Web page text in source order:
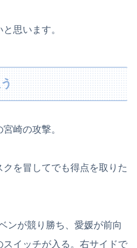
思います。
崎の攻撃。
を冒してでも得点を取りた
ンが競り勝ち、愛媛が前向
イッチが入る。右サイドで